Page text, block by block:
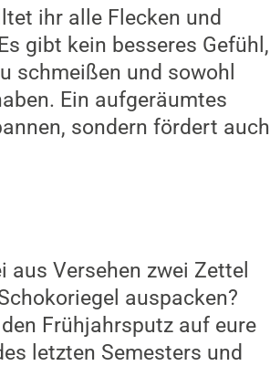
ihr alle Flecken und
gibt kein besseres Gefühl,
schmeißen und sowohl
Ein aufgeräumtes
sondern fördert auch
aus Versehen zwei Zettel
auspacken?
Frühjahrsputz auf eure
letzten Semesters und